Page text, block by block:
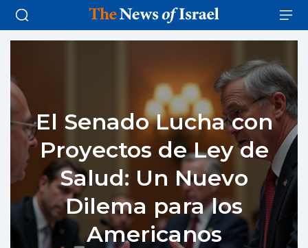
El Senado Lucha con
Proyectos de Ley de
Salud: Un Nuevo
Dilema para los
Americanos